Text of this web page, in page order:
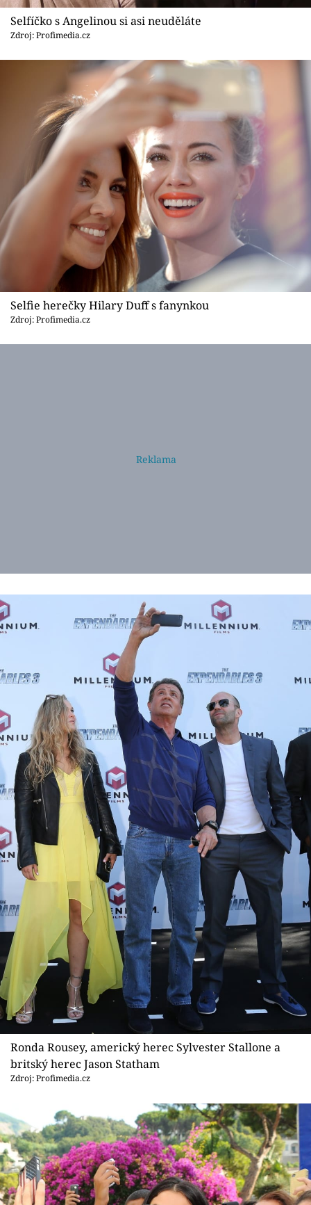
Videa
Sledujte prima+
Přihlášení
Sledujte nás
Selfíčko s Angelinou si asi neuděláte
Zdroj: Profimedia.cz
Selfie herečky Hilary Duff s fanynkou
Zdroj: Profimedia.cz
Ronda Rousey, americký herec Sylvester Stallone a
britský herec Jason Statham
Zdroj: Profimedia.cz